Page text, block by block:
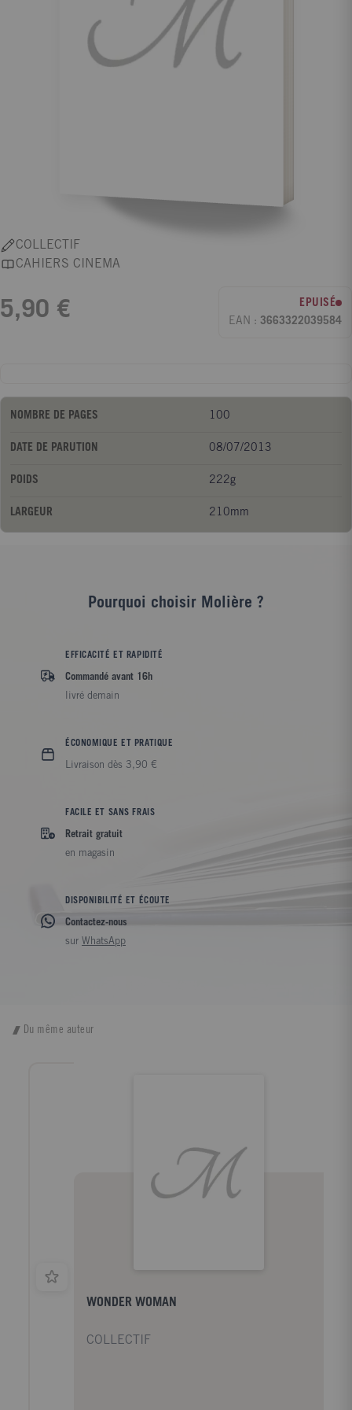
COLLECTIF
CAHIERS CINEMA
5,90 €
EPUISÉ
EAN : 3663322039584
NOMBRE DE PAGES 100
DATE DE PARUTION 08/07/2013
POIDS 222g
LARGEUR 210mm
Pourquoi choisir Molière ?
EFFICACITÉ ET RAPIDITÉ
Commandé avant 16h
livré demain
ÉCONOMIQUE ET PRATIQUE
Livraison dès 3,90 €
FACILE ET SANS FRAIS
Retrait gratuit
en magasin
DISPONIBILITÉ ET ÉCOUTE
Contactez-nous
sur WhatsApp
Du même auteur
WONDER WOMAN
COLLECTIF